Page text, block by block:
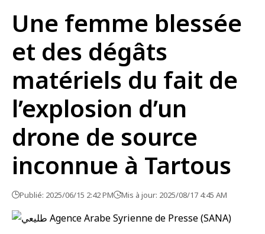
Une femme blessée
et des dégâts
matériels du fait de
l’explosion d’un
drone de source
inconnue à Tartous
Publié: 2025/06/15 2:42 PM Mis à jour: 2025/08/17 4:45 AM